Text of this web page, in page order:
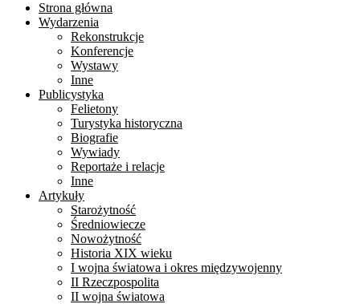
Strona główna
Wydarzenia
Rekonstrukcje
Konferencje
Wystawy
Inne
Publicystyka
Felietony
Turystyka historyczna
Biografie
Wywiady
Reportaże i relacje
Inne
Artykuły
Starożytność
Średniowiecze
Nowożytność
Historia XIX wieku
I wojna światowa i okres międzywojenny
II Rzeczpospolita
II wojna światowa